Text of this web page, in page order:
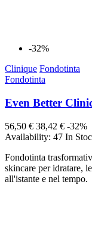
-32%
Clinique Fondotinta
Fondotinta
Even Better
56,50 € 38,42 € -32%
Availability: 47 In
Fondotinta
skincare per idratare,
all'istante e nel tempo.